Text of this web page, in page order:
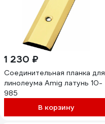
1 230 ₽
Соединительная планка для
линолеума Amig латунь 10-
985
В корзину